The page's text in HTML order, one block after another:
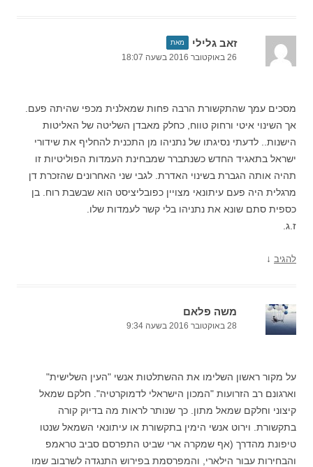
זאב גלילי מאת
26 באוקטובר 2016 בשעה 18:07
מסכים עמך שהתקשורת הרבה פחות שמאלנית מכפי שהיתה פעם.
אך השינוי איטי ורחוק טווח, כחלק מאבדן השליטה של האליטות
הישנות.. לדעתי נסיגתו של נתניהו מן התכנית להחליף את שידורי
ישראל בתאגיד החדש כשנתברר שמבחינת העמדות הפוליטיות זו
תהיה אותה הגברת בשינוי האדרת. לגבי שני האחרונים שהזכרת דן
מרגלית היה פעם עיתונאי מצויין כפובליציסט הוא שבשבת רוח. בן
כספית סתם שונא את נתניהו בלי קשר לעמדות שלו.
ז.ג.
להגיב ↓
משה פלאם
28 באוקטובר 2016 בשעה 9:34
על מקור ראשון השלימו את ההשתלטות אנשי "העין השלישית"
וארגונם רב הזרועות "המכון הישראלי לדמוקרטיה". חלקם שמאל
קיצוני וחלקם שמאל מתון. כך שנותר לראות מה בדיוק קורה
בתקשורת. וירוט אנשי הימין בתקשורת או עיתונאי השמאל שנטו
טיפונת מהדרך (אף שמקרה ארי שביט התפרסם סביב טראמפ
והבחירות עבור הילארי, והמפרסמת בפירוש התנגדה לשרבוב שמו